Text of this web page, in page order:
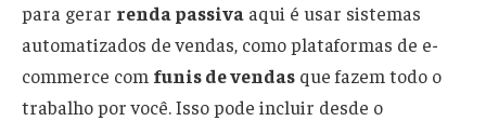
para gerar renda passiva aqui é usar sistemas
automatizados de vendas, como plataformas de e-
commerce com funis de vendas que fazem todo o
trabalho por você. Isso pode incluir desde o